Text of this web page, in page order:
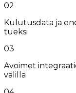
02
Kulutusdata ja
tueksi
03
Avoimet
välillä